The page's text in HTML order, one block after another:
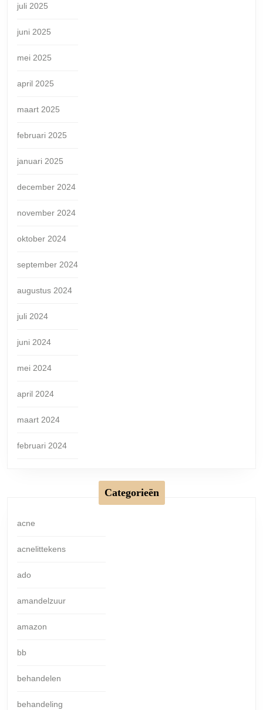
juli 2025
juni 2025
mei 2025
april 2025
maart 2025
februari 2025
januari 2025
december 2024
november 2024
oktober 2024
september 2024
augustus 2024
juli 2024
juni 2024
mei 2024
april 2024
maart 2024
februari 2024
Categorieën
acne
acnelittekens
ado
amandelzuur
amazon
bb
behandelen
behandeling